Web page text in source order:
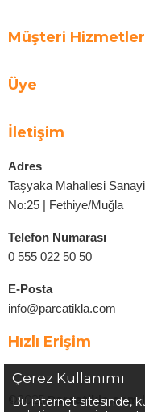
Müşteri
Üye
İletişim
Adres
Taşyaka Mahallesi
No:25 | Fethiye/Muğla
Telefon Numarası
0 555 022 50 50
E-Posta
info@parcatikla.com
Hızlı Erişim
©2025Parcatikla.com|
Çerez Kullanımı
Bu internet sitesinde,